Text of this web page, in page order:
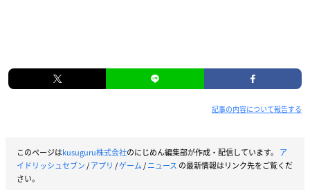
記事の内容について報告する
このページはkusuguru株式会社のにじめん編集部が作成・配信しています。 ア
イドリッシュセブン/アプリ /ゲーム/ニュース の最新情報はリンク先をご覧くだ
さい。